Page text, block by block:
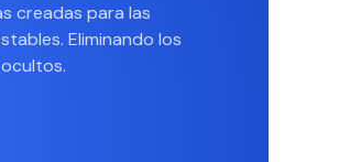
creadas para las
Eliminando los